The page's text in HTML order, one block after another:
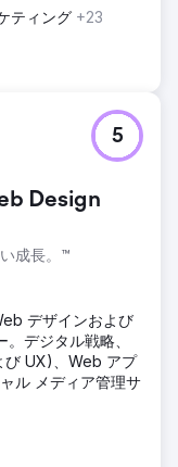
ティング +23
Design
成長。™
5
デザインおよび
デジタル戦略、
び UX)、Web アプ
ル メディア管理サ